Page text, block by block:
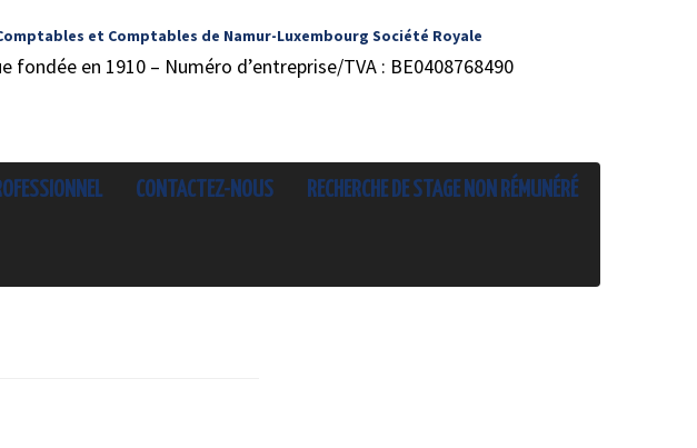
et Comptables de Namur-Luxembourg Société Royale
fondée en 1910 – Numéro d’entreprise/TVA : BE0408768490
CONTACTEZ-NOUS RECHERCHE DE STAGE NON RÉMUNÉRÉ